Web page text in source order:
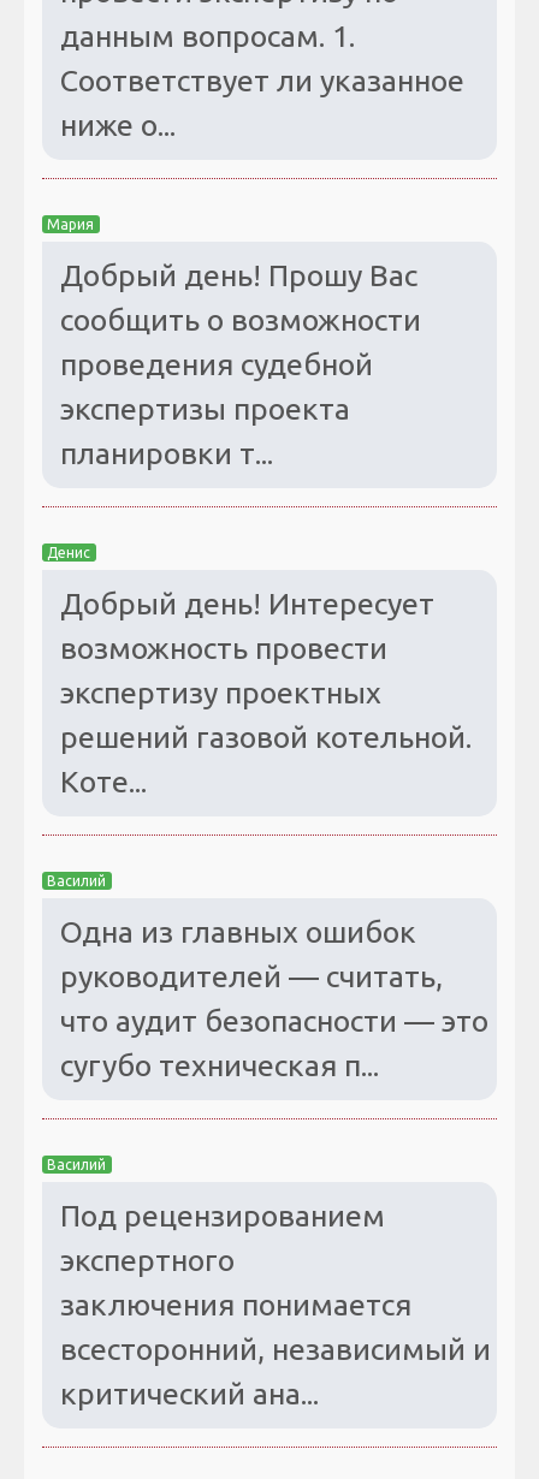
данным вопросам. 1.
Соответствует ли указанное
ниже о...
Мария
Добрый день! Прошу Вас
сообщить о возможности
проведения судебной
экспертизы проекта
планировки т...
Денис
Добрый день! Интересует
возможность провести
экспертизу проектных
решений газовой котельной.
Коте...
Василий
Одна из главных ошибок
руководителей — считать,
что аудит безопасности — это
сугубо техническая п...
Василий
Под рецензированием
экспертного
заключения понимается
всесторонний, независимый и
критический ана...